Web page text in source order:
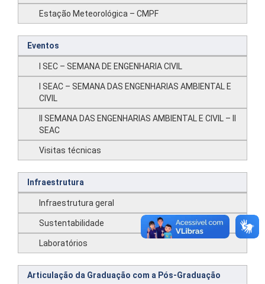
Estação Meteorológica – CMPF
Eventos
I SEC – SEMANA DE ENGENHARIA CIVIL
I SEAC – SEMANA DAS ENGENHARIAS AMBIENTAL E
CIVIL
II SEMANA DAS ENGENHARIAS AMBIENTAL E CIVIL – II
SEAC
Visitas técnicas
Infraestrutura
Infraestrutura geral
Sustentabilidade
Laboratórios
Articulação da Graduação com a Pós-Graduação